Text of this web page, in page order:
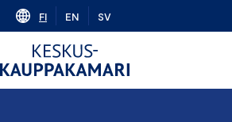
Skip
content
FI EN SV